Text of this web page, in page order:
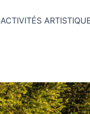
ACTIVITÉS